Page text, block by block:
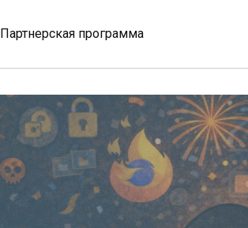
Партнерская программа